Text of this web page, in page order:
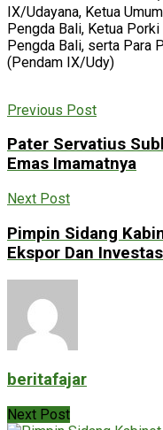
IX/Udayana, Ketua
Pengda Bali, Ketua
Pengda Bali, serta Para
(Pendam IX/Udy)
Previous Post
Pater Servatius
Emas Imamatnya
Next Post
Pimpin Sidang
Ekspor Dan
beritafajar
Next Post